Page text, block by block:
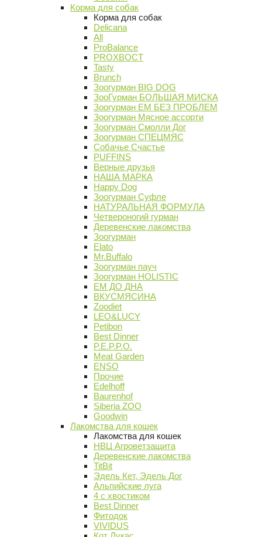
Корма для собак
Корма для собак
Delicana
All
ProBalance
PROХВОСТ
Tasty
Brunch
Зоогурман BIG DOG
ЗооГурман БОЛЬШАЯ МИСКА
Зоогурман ЕМ БЕЗ ПРОБЛЕМ
Зоогурман Мясное ассорти
Зоогурман Смолли Дог
Зоогурман СПЕЦМЯС
Собачье Счастье
PUFFINS
Верные друзья
НАША МАРКА
Happy Dog
Зоогурман Суфле
НАТУРАЛЬНАЯ ФОРМУЛА
Четвероногий гурман
Деревенские лакомства
Зоогурман
Elato
Mr.Buffalo
Зоогурман пауч
Зоогурман HOLISTIC
ЕМ ДО ДНА
ВКУСМЯСИНА
Zoodiet
LEO&LUCY
Petibon
Best Dinner
P.E.P.P.O.
Meat Garden
ENSO
Прочие
Edelhoff
Baurenhof
Siberia ZOO
Goodwin
Лакомства для кошек
Лакомства для кошек
НВЦ Агроветзащита
Деревенские лакомства
TitBit
Эдель Кет, Эдель Дог
Альпийские луга
4 с хвостиком
Best Dinner
Фитодок
VIVIDUS